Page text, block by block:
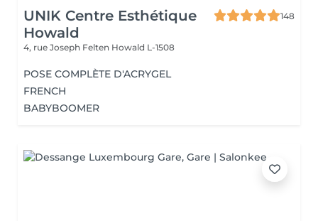
UNIK Centre Esthétique
Howald
148
4, rue Joseph Felten Howald L-1508
POSE COMPLÈTE D'ACRYGEL
FRENCH
BABYBOOMER